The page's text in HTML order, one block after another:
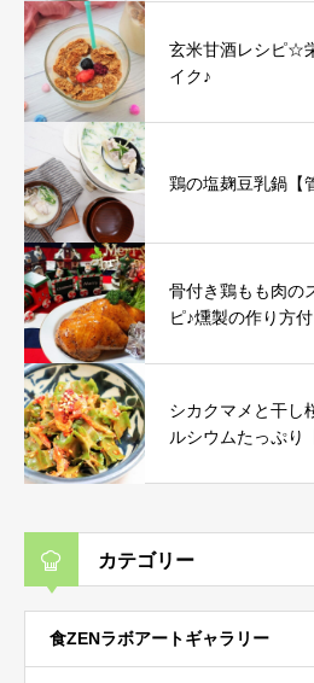
玄米甘酒レシピ☆
イク♪
鶏の塩麹豆乳鍋【
骨付き鶏もも肉の
ピ♪燻製の作り方
シカクマメと干し
ルシウムたっぷり
カテゴリー
食ZENラボアートギャラリー